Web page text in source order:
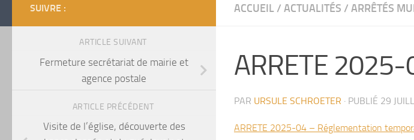
ACCUEIL / ACTUALITÉS / ARRÊTÉS
ARRETE
PAR URSULE SCHROETER · PUBLIÉ 29
ARRETE 2025-04 – Réglementation
SUIVRE :
ARTICLE SUIVANT
Fermeture secrétariat de mairie et
agence postale
ARTICLE PRÉCÉDENT
Visite de l’église, découverte des